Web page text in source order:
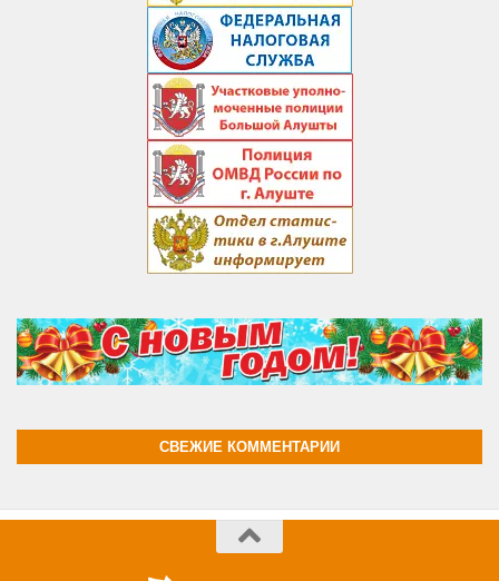
СВЕЖИЕ КОММЕНТАРИИ